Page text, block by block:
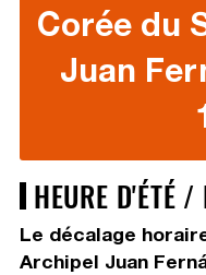
Corée du
Juan
HEURE D'ÉTÉ
Le décalage
Archipel Juan